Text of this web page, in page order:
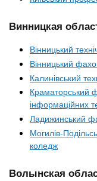
Винницкая
Вінницький
Вінницький
Калинівський
Краматорський
інформаційних
Ладижинський
Могилів-
коледж
Волынская